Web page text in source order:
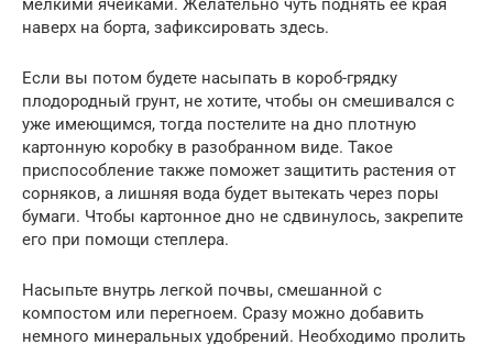
мелкими ячейками. Желательно чуть поднять её края
наверх на борта, зафиксировать здесь.
Если вы потом будете насыпать в короб-грядку
плодородный грунт, не хотите, чтобы он смешивался с
уже имеющимся, тогда постелите на дно плотную
картонную коробку в разобранном виде. Такое
приспособление также поможет защитить растения от
сорняков, а лишняя вода будет вытекать через поры
бумаги. Чтобы картонное дно не сдвинулось, закрепите
его при помощи степлера.
Насыпьте внутрь легкой почвы, смешанной с
компостом или перегноем. Сразу можно добавить
немного минеральных удобрений. Необходимо пролить